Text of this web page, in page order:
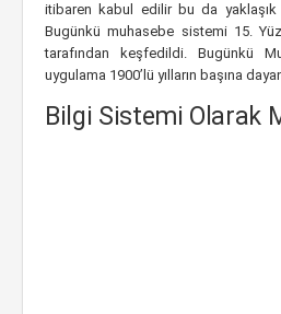
itibaren kabul edilir bu da yaklaşık
Bugünkü muhasebe sistemi 15.
tarafından keşfedildi. Bugünkü
uygulama 1900’lü yılların başına
Bilgi Sistemi Olarak